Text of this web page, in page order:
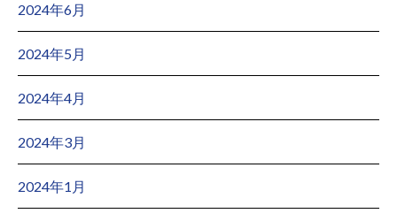
2024年6月
2024年5月
2024年4月
2024年3月
2024年1月